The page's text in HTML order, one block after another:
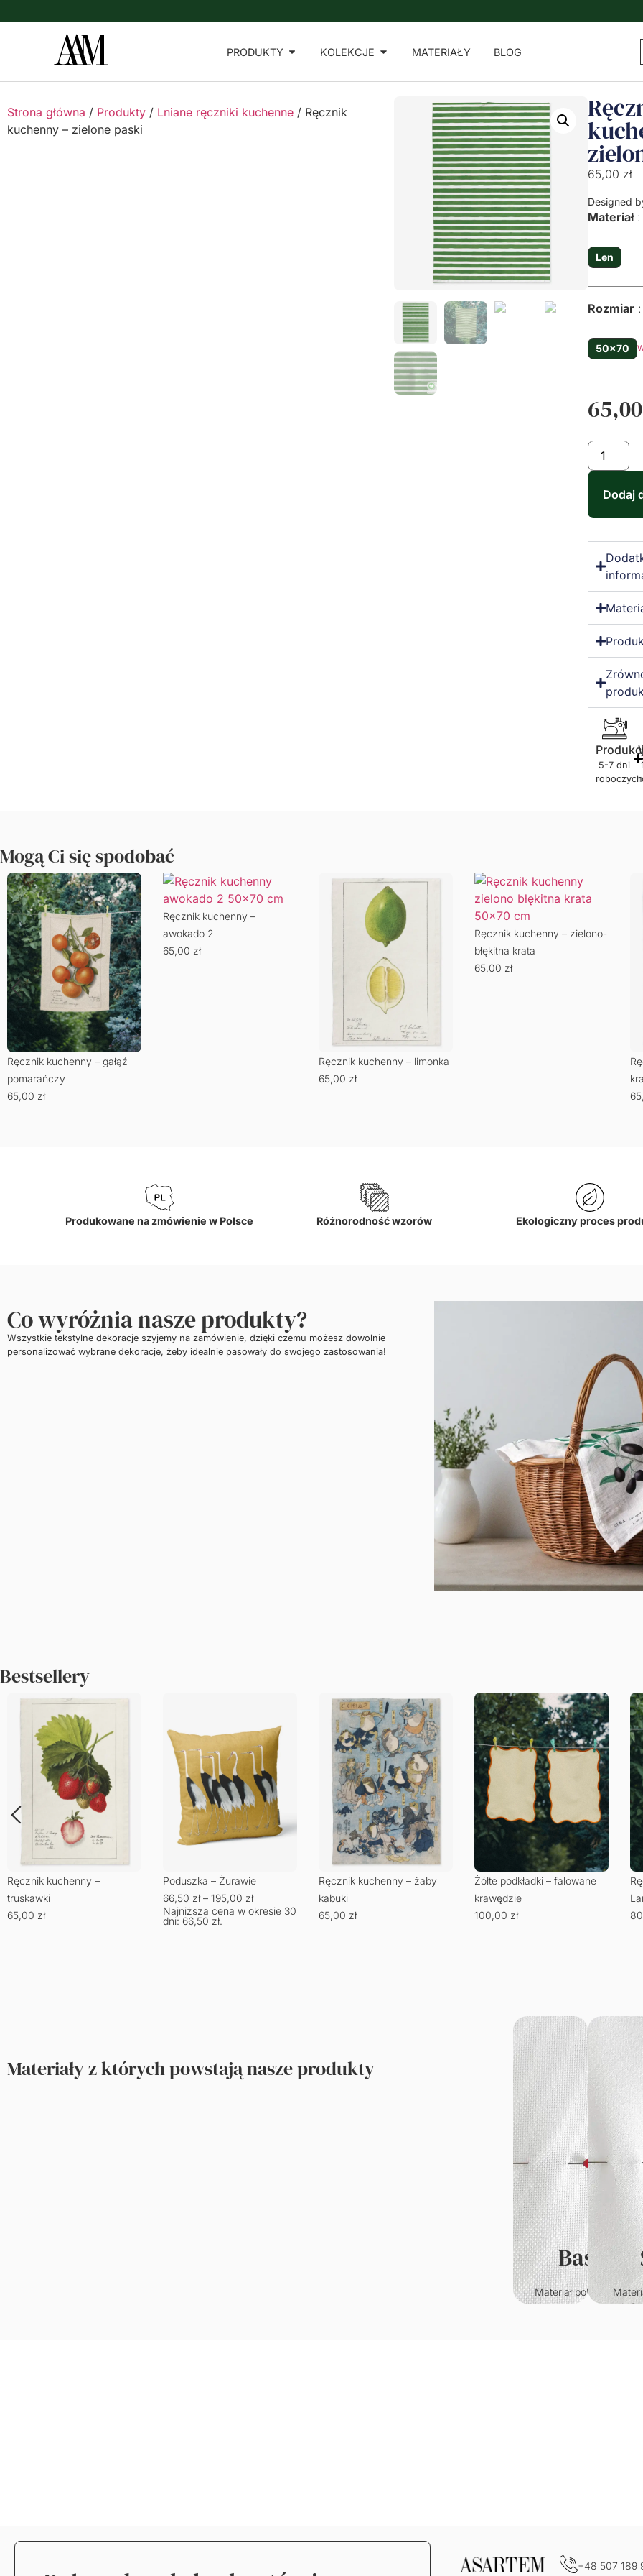
PRODUKTY KOLEKCJE MATERIAŁY BLOG
Strona główna / Produkty / Lniane ręczniki kuchenne / Ręcznik
kuchenny – zielone paski
65,00 zł
Designed
Materiał
Len
Rozmiar
50x70
Dodaj
5-7 dni
roboczych
Mogą Ci się spodobać
Ręcznik kuchenny – gałąź
pomarańczy
65,00 zł
Ręcznik kuchenny –
awokado 2
65,00 zł
Ręcznik kuchenny – limonka
65,00 zł
Ręcznik kuchenny – zielono-
błękitna krata
65,00 zł
Produkowane na zmówienie w Polsce Różnorodność wzorów Ekologiczny proces
Co wyróżnia nasze produkty?
Wszystkie tekstylne dekoracje szyjemy na zamówienie, dzięki czemu możesz dowolnie
personalizować wybrane dekoracje, żeby idealnie pasowały do swojego zastosowania!
Bestsellery
Ręcznik kuchenny –
truskawki
65,00 zł
Poduszka – Żurawie
66,50 zł – 195,00 zł
Najniższa cena w okresie 30
dni: 66,50 zł.
Ręcznik kuchenny – żaby
kabuki
65,00 zł
Żółte podkładki – falowane
krawędzie
100,00 zł
Materiały z których powstają nasze produkty
Basic
Materiał poliestrowy o
klasycznym splocie.
+48 507 189